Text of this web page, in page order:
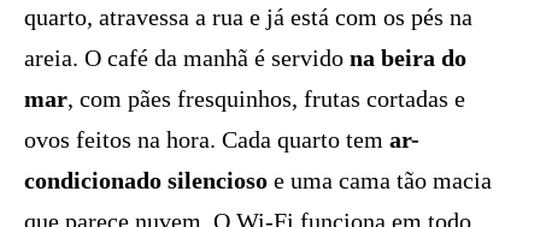
quarto, atravessa a rua e já está com os pés na
areia. O café da manhã é servido na beira do
mar, com pães fresquinhos, frutas cortadas e
ovos feitos na hora. Cada quarto tem ar-
condicionado silencioso e uma cama tão macia
que parece nuvem. O Wi-Fi funciona em todo